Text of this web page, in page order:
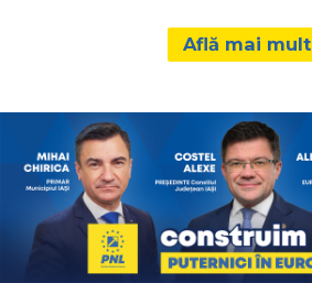
Află mai mult